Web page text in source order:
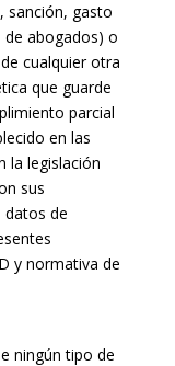
sanción, gasto
abogados) o
cualquier otra
que guarde
parcial
en las
la legislación
sus
datos de
y normativa de
ningún tipo de